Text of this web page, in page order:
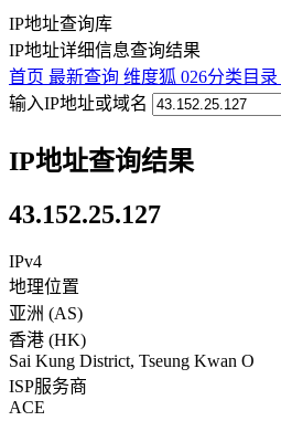
IP地址查询库
IP地址详细信息查询结果
首页 最新查询 维度狐 026分类目录
输入IP地址或域名
IP地址查询结果
43.152.25.127
IPv4
地理位置
亚洲 (AS)
香港 (HK)
Sai Kung District, Tseung Kwan O
ISP服务商
ACE